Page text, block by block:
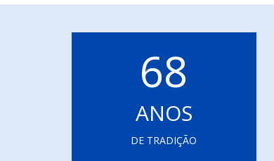
68
ANOS
DE TRADIÇÃO